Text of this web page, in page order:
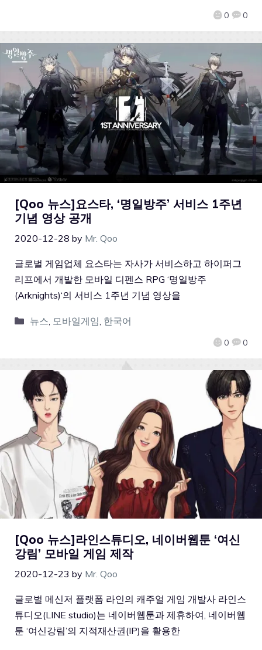
0 0
[Qoo 뉴스]요스타, ‘명일방주’ 서비스 1주년
기념 영상 공개
2020-12-28 by Mr. Qoo
0 0
글로벌 게임업체 요스타는 자사가 서비스하고 하이퍼그
리프에서 개발한 모바일 디펜스 RPG ‘명일방주
(Arknights)‘의 서비스 1주년 기념 영상을
뉴스, 모바일게임, 한국어
[Qoo 뉴스]라인스튜디오, 네이버웹툰 ‘여신
강림’ 모바일 게임 제작
2020-12-23 by Mr. Qoo
글로벌 메신저 플랫폼 라인의 캐주얼 게임 개발사 라인스
튜디오(LINE studio)는 네이버웹툰과 제휴하여, 네이버웹
툰 ‘여신강림’의 지적재산권(IP)을 활용한